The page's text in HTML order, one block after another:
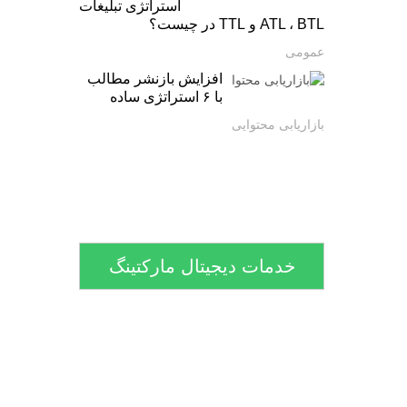
استراتژی تبلیغات
ATL ، BTL و TTL در چیست؟
عمومی
افزایش بازنشر مطالب
با ۶ استراتژی ساده
بازاریابی محتوایی
خدمات دیجیتال مارکتینگ